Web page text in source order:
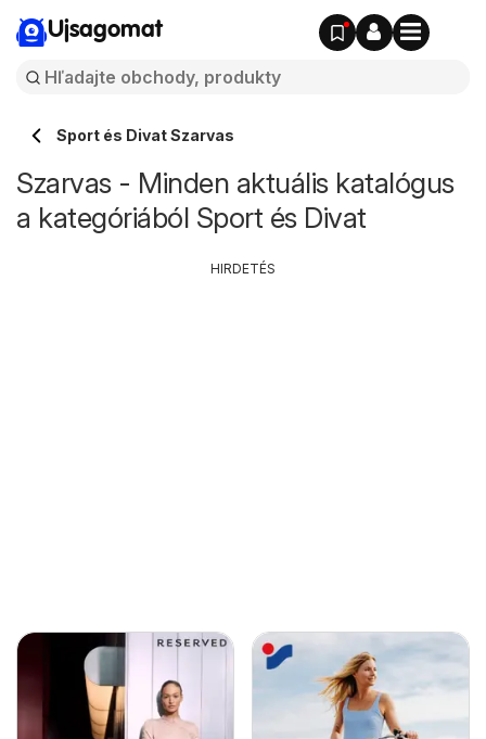
Ujsagomat
Sport és Divat Szarvas
Szarvas - Minden aktuális katalógus
a kategóriából Sport és Divat
HIRDETÉS